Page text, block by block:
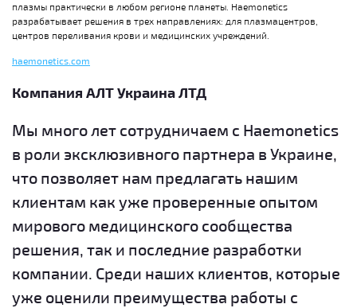
плазмы практически в любом регионе планеты. Haemonetics
разрабатывает решения в трех направлениях: для плазмацентров,
центров переливания крови и медицинских учреждений.
haemonetics.com
Компания АЛТ Украина ЛТД
Мы много лет сотрудничаем с Haemonetics
в роли эксклюзивного партнера в Украине,
что позволяет нам предлагать нашим
клиентам как уже проверенные опытом
мирового медицинского сообщества
решения, так и последние разработки
компании. Среди наших клиентов, которые
уже оценили преимущества работы с